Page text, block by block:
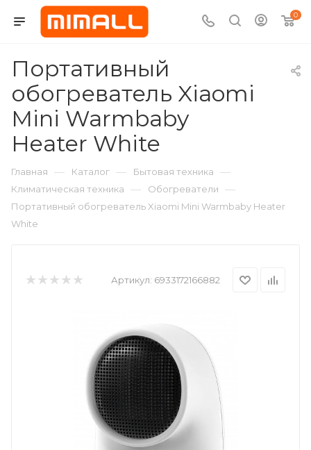
0
Портативный
обогреватель Xiaomi
Mini Warmbaby
Heater White
Главная — Каталог — Бытовая техника —
Климатическая техника — Обогреватели —
Портативный обогреватель Xiaomi Mini Warmbaby Heater
White
Артикул: 6933172166882